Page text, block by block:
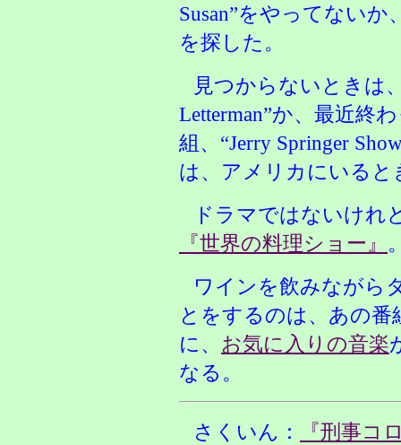
Susan”をやってない
を探した。
見つからないときは
Letterman”か、最近終
組、“Jerry Springer
は、アメリカにいると
ドラマではないけれ
『世界の料理ショー』
ワインを飲みながら
とをするのは、あの
に、 お気に入りの音楽
なる。
さくいん：
『刑事コ